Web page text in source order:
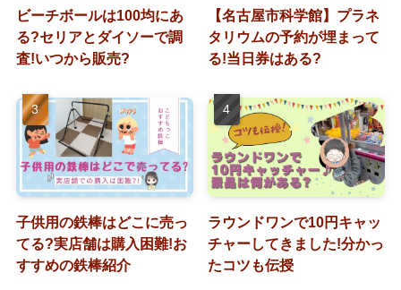
ビーチボールは100均にあ
る?セリアとダイソーで調
査!いつから販売?
【名古屋市科学館】プラネ
タリウムの予約が埋まって
る!当日券はある?
子供用の鉄棒はどこに売っ
てる?実店舗は購入困難!お
すすめの鉄棒紹介
ラウンドワンで10円キャッ
チャーしてきました!分かっ
たコツも伝授